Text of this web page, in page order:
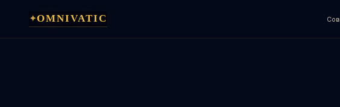
содержимому
✦OMNIVATIC